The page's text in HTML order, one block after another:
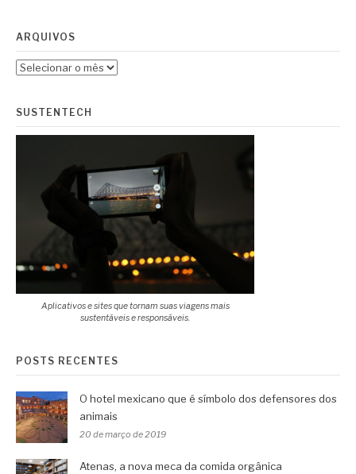
ARQUIVOS
Arquivos
SUSTENTECH
Aplicativos e sites que tornam suas viagens mais
sustentáveis e responsáveis.
POSTS RECENTES
O hotel mexicano que é símbolo dos defensores dos
animais
20 de março de 2019
Atenas, a nova meca da comida orgânica